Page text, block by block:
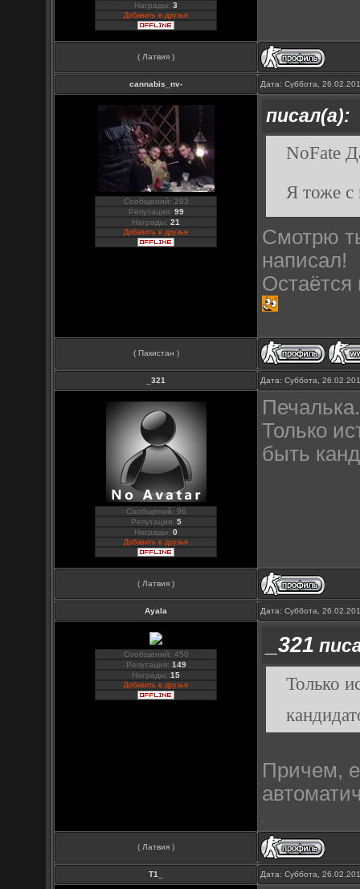
Награды:3
Добавить в друзья
( Латвия )
cannabis_nv- Дата: Суббота,
Сообщений: 293
Репутация: 99
Награды:21
Добавить в друзья
писал(а):
NoFate
Я тоже с
Смотрю
написал!
Остаётся
( Пакистан )
_321 Дата: Суббота,
Сообщений: 96
Репутация: 5
Награды:0
Добавить в друзья
Только
быть
( Латвия )
Ayala Дата: Суббота,
Сообщений: 450
Репутация: 149
Награды:15
Добавить в друзья
_321
Только
Причем,
( Латвия )
Т1_ Дата: Суббота,